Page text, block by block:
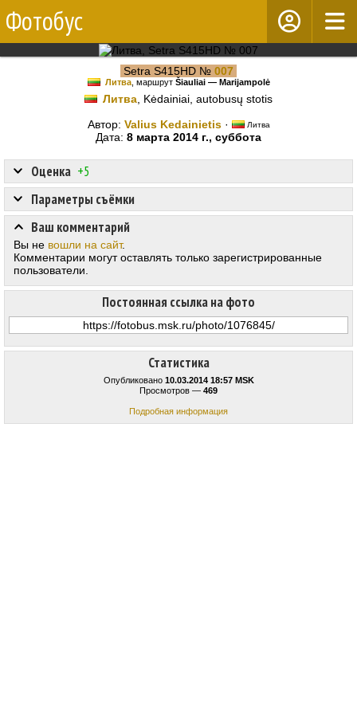
Фотобус
Setra S415HD № 007
Литва, маршрут Šiauliai — Marijampolė
Литва , Kėdainiai, autobusų stotis
Автор: Valius Kedainietis· Литва
Дата: 8 марта 2014 г., суббота
Статистика
Опубликовано 10.03.2014 18:57 MSK
Просмотров — 469
Подробная информация
Оценка +5
Постоянная ссылка на фото
Параметры съёмки
Ваш комментарий
Вы не вошли на сайт.
Комментарии могут оставлять только зарегистрированные
пользователи.